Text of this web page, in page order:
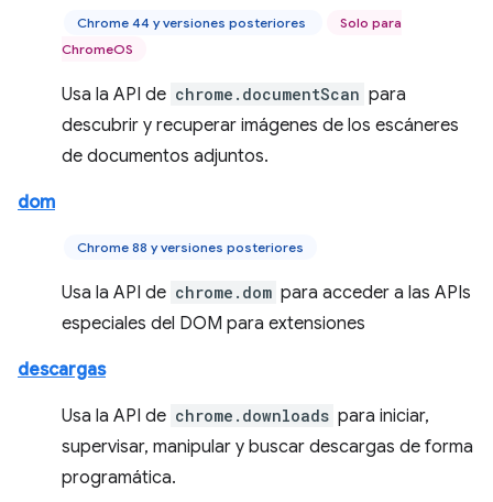
Chrome 44 y versiones posteriores
Solo para
ChromeOS
Usa la API de chrome.documentScan para
descubrir y recuperar imágenes de los escáneres
de documentos adjuntos.
dom
Chrome 88 y versiones posteriores
Usa la API de chrome.dom para acceder a las APIs
especiales del DOM para extensiones
descargas
Usa la API de chrome.downloads para iniciar,
supervisar, manipular y buscar descargas de forma
programática.